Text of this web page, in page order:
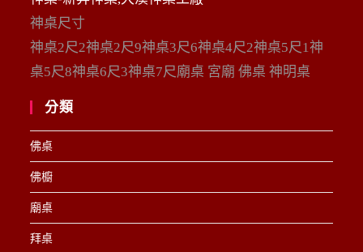
神桌尺寸
神桌2尺2神桌2尺9神桌3尺6神桌4尺2神桌5尺1神
桌5尺8神桌6尺3神桌7尺廟桌 宮廟 佛桌 神明桌
分類
佛桌
佛櫥
廟桌
拜桌